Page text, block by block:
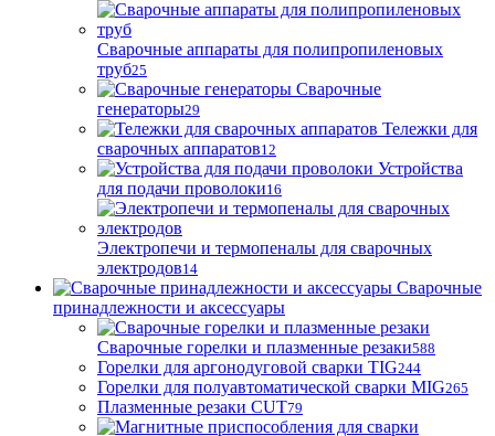
Сварочные аппараты для полипропиленовых
труб25
Сварочные
генераторы29
Тележки для
сварочных аппаратов12
Устройства
для подачи проволоки16
Электропечи и термопеналы для сварочных
электродов14
Сварочные
принадлежности и аксессуары
Сварочные горелки и плазменные резаки588
Горелки для аргонодуговой сварки TIG244
Горелки для полуавтоматической сварки MIG265
Плазменные резаки CUT79